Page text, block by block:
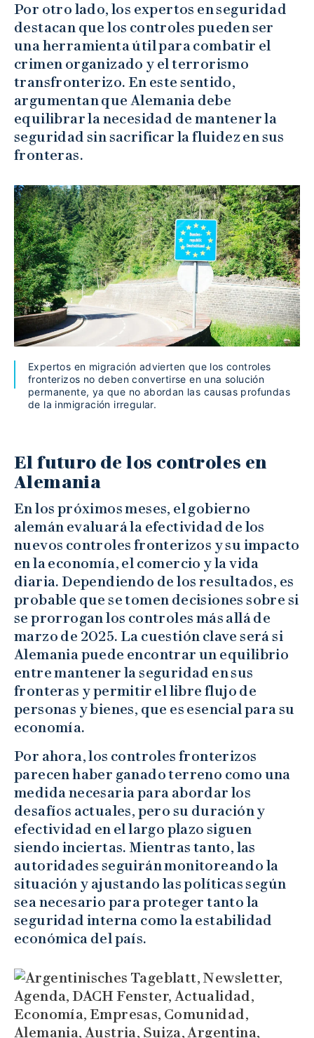
Por otro lado, los expertos en seguridad
destacan que los controles pueden ser
una herramienta útil para combatir el
crimen organizado y el terrorismo
transfronterizo. En este sentido,
argumentan que Alemania debe
equilibrar la necesidad de mantener la
seguridad sin sacrificar la fluidez en sus
fronteras.
Expertos en migración advierten que los controles
fronterizos no deben convertirse en una solución
permanente, ya que no abordan las causas profundas
de la inmigración irregular.
El futuro de los controles en
Alemania
En los próximos meses, el gobierno
alemán evaluará la efectividad de los
nuevos controles fronterizos y su impacto
en la economía, el comercio y la vida
diaria. Dependiendo de los resultados, es
probable que se tomen decisiones sobre si
se prorrogan los controles más allá de
marzo de 2025. La cuestión clave será si
Alemania puede encontrar un equilibrio
entre mantener la seguridad en sus
fronteras y permitir el libre flujo de
personas y bienes, que es esencial para su
economía.
Por ahora, los controles fronterizos
parecen haber ganado terreno como una
medida necesaria para abordar los
desafíos actuales, pero su duración y
efectividad en el largo plazo siguen
siendo inciertas. Mientras tanto, las
autoridades seguirán monitoreando la
situación y ajustando las políticas según
sea necesario para proteger tanto la
seguridad interna como la estabilidad
económica del país.